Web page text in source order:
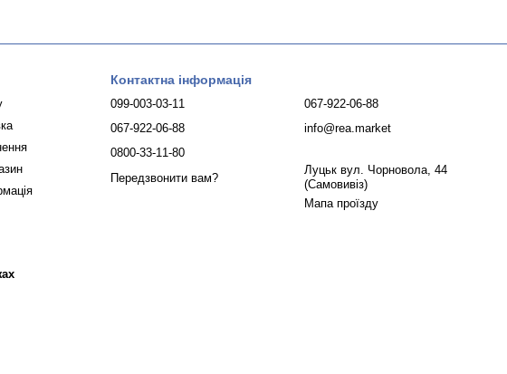
Контактна інформація
099-003-03-11
067-922-06-88
0800-33-11-80
Передзвонити вам?
067-922-06-88
info@rea.market
Луцьк вул. Чорновола, 44
(Самовивіз)
Мапа проїзду